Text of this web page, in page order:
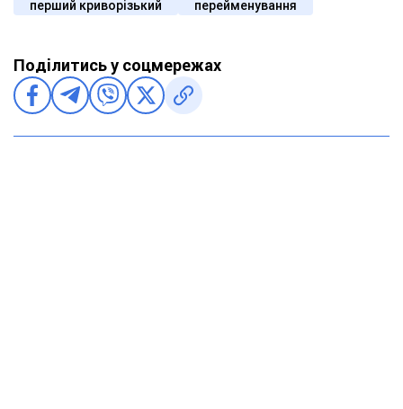
перший криворізький
перейменування
Поділитись у соцмережах